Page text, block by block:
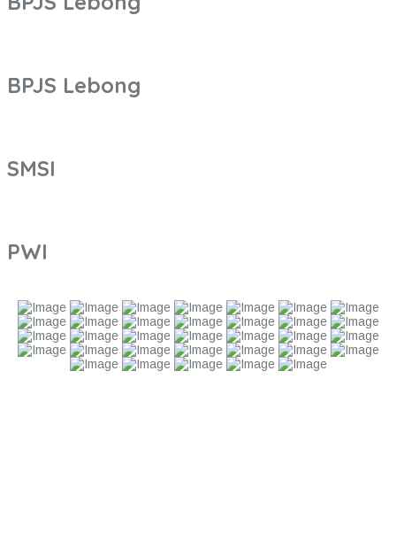
BPJS Lebong
SMSI
PWI